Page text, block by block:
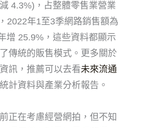
4.3%)，占整體零售業營業
2022年1至3季網路銷售額為
增 25.9%，這些資料都顯示
傳統的販售模式。更多關於
訊，推薦可以去看未來流通
計資料與產業分析報告。
正在考慮經營網拍，但不知